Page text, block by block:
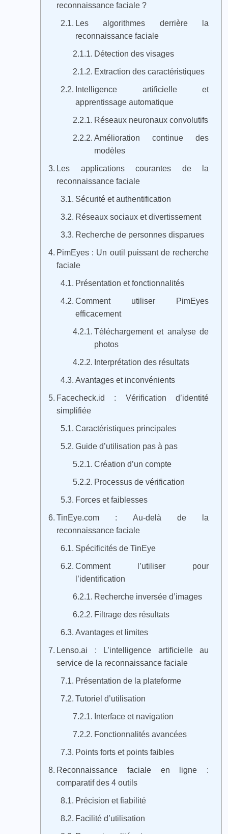
reconnaissance faciale ?
Les algorithmes derrière la
reconnaissance faciale
Détection des visages
Extraction des caractéristiques
Intelligence artificielle et
apprentissage automatique
Réseaux neuronaux convolutifs
Amélioration continue des
modèles
Les applications courantes de la
reconnaissance faciale
Sécurité et authentification
Réseaux sociaux et divertissement
Recherche de personnes disparues
PimEyes : Un outil puissant de recherche
faciale
Présentation et fonctionnalités
Comment utiliser PimEyes
efficacement
Téléchargement et analyse de
photos
Interprétation des résultats
Avantages et inconvénients
Facecheck.id : Vérification d’identité
simplifiée
Caractéristiques principales
Guide d’utilisation pas à pas
Création d’un compte
Processus de vérification
Forces et faiblesses
TinEye.com : Au-delà de la
reconnaissance faciale
Spécificités de TinEye
Comment l’utiliser pour
l’identification
Recherche inversée d’images
Filtrage des résultats
Avantages et limites
Lenso.ai : L’intelligence artificielle au
service de la reconnaissance faciale
Présentation de la plateforme
Tutoriel d’utilisation
Interface et navigation
Fonctionnalités avancées
Points forts et points faibles
Reconnaissance faciale en ligne :
comparatif des 4 outils
Précision et fiabilité
Facilité d’utilisation